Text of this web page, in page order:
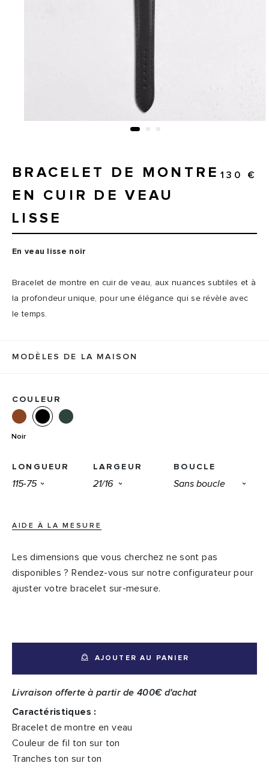
BRACELET DE MONTRE
EN CUIR DE VEAU
LISSE
130 €
En veau lisse noir
Bracelet de montre en cuir de veau, aux nuances subtiles et à
la profondeur unique, pour une élégance qui se révèle avec
le temps.
MODÈLES DE LA MAISON
COULEUR
Noir
LONGUEUR LARGEUR BOUCLE
AIDE À LA MESURE
Les dimensions que vous cherchez ne sont pas
disponibles ? Rendez-vous sur notre configurateur pour
ajuster votre bracelet sur-mesure.
AJOUTER AU PANIER
Livraison offerte à partir de 400€ d'achat
Caractéristiques :
Bracelet de montre en veau
Couleur de fil ton sur ton
Tranches ton sur ton